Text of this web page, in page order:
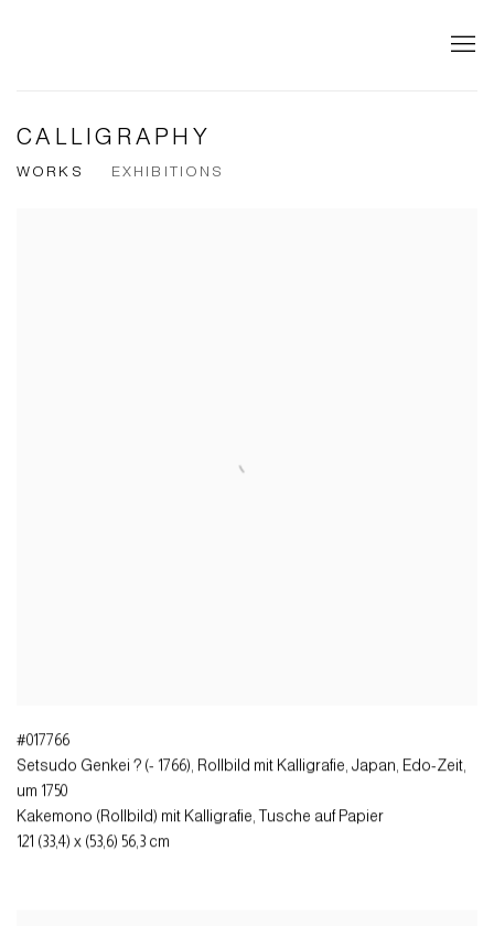
CALLIGRAPHY
WORKS EXHIBITIONS
#017766
Setsudo Genkei ? (- 1766), Rollbild mit Kalligrafie, Japan, Edo-Zeit,
um 1750
Kakemono (Rollbild) mit Kalligrafie, Tusche auf Papier
121 (33,4) x (53,6) 56,3 cm